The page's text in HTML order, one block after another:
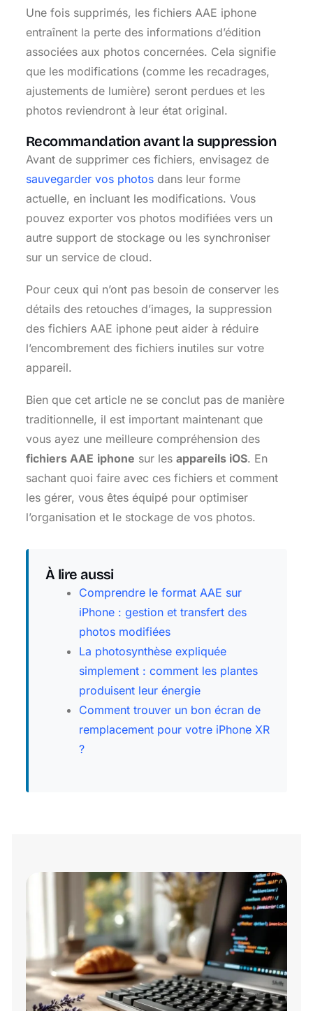
Une fois supprimés, les fichiers AAE iphone
entraînent la perte des informations d’édition
associées aux photos concernées. Cela signifie
que les modifications (comme les recadrages,
ajustements de lumière) seront perdues et les
photos reviendront à leur état original.
Recommandation avant la suppression
Avant de supprimer ces fichiers, envisagez de
sauvegarder vos photos dans leur forme
actuelle, en incluant les modifications. Vous
pouvez exporter vos photos modifiées vers un
autre support de stockage ou les synchroniser
sur un service de cloud.
Pour ceux qui n’ont pas besoin de conserver les
détails des retouches d’images, la suppression
des fichiers AAE iphone peut aider à réduire
l’encombrement des fichiers inutiles sur votre
appareil.
Bien que cet article ne se conclut pas de manière
traditionnelle, il est important maintenant que
vous ayez une meilleure compréhension des
fichiers AAE iphone sur les appareils iOS. En
sachant quoi faire avec ces fichiers et comment
les gérer, vous êtes équipé pour optimiser
l’organisation et le stockage de vos photos.
À lire aussi
Comprendre le format AAE sur
iPhone : gestion et transfert des
photos modifiées
La photosynthèse expliquée
simplement : comment les plantes
produisent leur énergie
Comment trouver un bon écran de
remplacement pour votre iPhone XR
?